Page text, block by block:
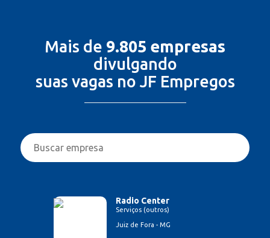
Mais de 9.805 empresas
divulgando
suas vagas no JF Empregos
Radio Center
Serviços (outros)
Juiz de Fora - MG